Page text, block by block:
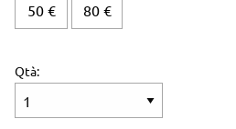
50 € 80 €
Qtà: